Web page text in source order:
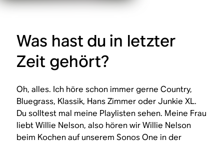
Was hast du in letzter
Zeit gehört?
Oh, alles. Ich höre schon immer gerne Country,
Bluegrass, Klassik, Hans Zimmer oder Junkie XL.
Du solltest mal meine Playlisten sehen. Meine Frau
liebt Willie Nelson, also hören wir Willie Nelson
beim Kochen auf unserem Sonos One in der